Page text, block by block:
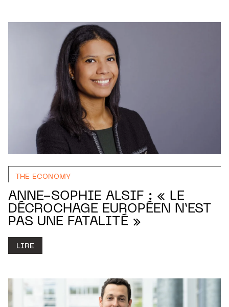
THE ECONOMY
ANNE-SOPHIE ALSIF : « LE
DÉCROCHAGE EUROPÉEN N’EST
PAS UNE FATALITÉ »
LIRE